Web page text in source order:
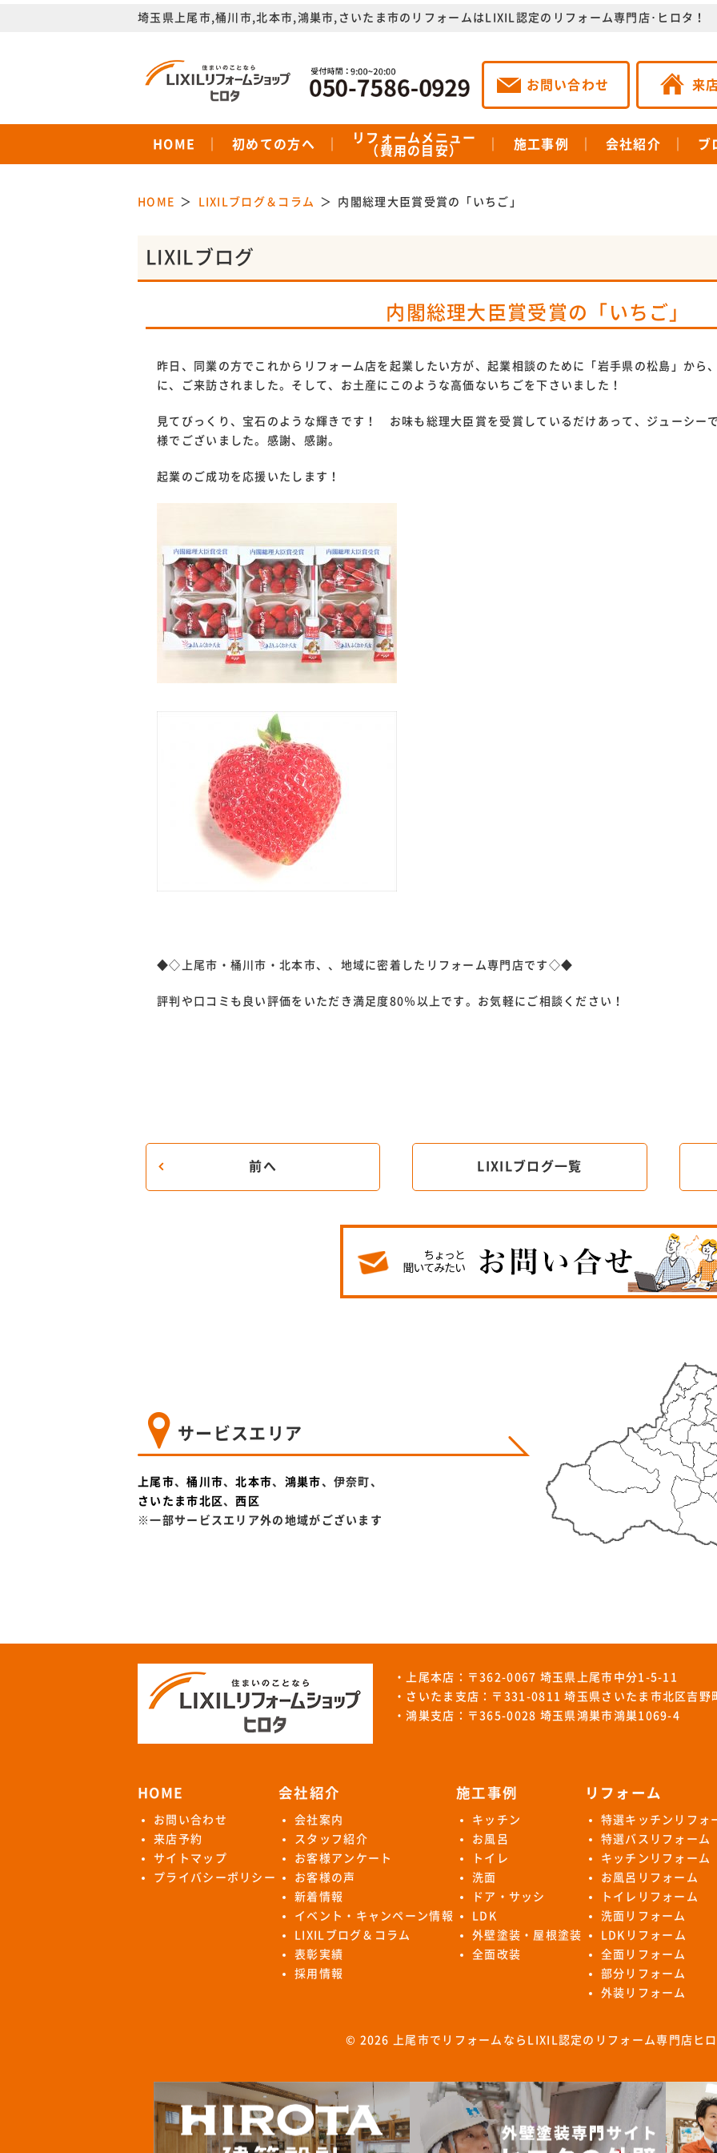
埼玉県上尾市,桶川市,北本市,鴻巣市,さいたま市のリフォームはLIXIL認定のリフォーム専門店･ヒロタ！
お問い合わせ 来
HOME 初めての方へ
リフォームメニュー
（費用の目安）
施工事例 会社紹介 ブ
HOME LIXILブログ＆コラム 内閣総理大臣賞受賞の「いちご」
LIXILブログ
内閣総理大臣賞受賞の「いちご」
昨日、同業の方でこれからリフォーム店を起業したい方が、起業相談のために「岩手県の松島」から
に、ご来訪されました。そして、お土産にこのような高価ないちごを下さいました！
見てびっくり、宝石のような輝きです！ お味も総理大臣賞を受賞しているだけあって、ジューシ
様でございました。感謝、感謝。
起業のご成功を応援いたします！
◆◇上尾市・桶川市・北本市、、地域に密着したリフォーム専門店です◇◆
評判や口コミも良い評価をいただき満足度80％以上です。お気軽にご相談ください！
前へ LIXILブログ一覧
サービスエリア
上尾市、桶川市、北本市、 鴻巣市、伊奈町、
さいたま市北区、西区
※一部サービスエリア外の地域がございます
・上尾本店：〒362-0067 埼玉県上尾市中分1-5-11
・さいたま支店：〒331-0811 埼玉県さいたま市北区吉
・鴻巣支店：〒365-0028 埼玉県鴻巣市鴻巣1069-4
HOME
お問い合わせ
来店予約
サイトマップ
プライバシーポリシー
会社紹介
会社案内
スタッフ紹介
お客様アンケート
お客様の声
新着情報
イベント・キャンペーン情報
LIXILブログ＆コラム
表彰実績
採用情報
施工事例
キッチン
お風呂
トイレ
洗面
ドア・サッシ
LDK
外壁塗装・屋根塗装
全面改装
リフォーム
特選キッチンリフォ
特選バスリフォーム
キッチンリフォーム
お風呂リフォーム
トイレリフォーム
洗面リフォーム
LDKリフォーム
全面リフォーム
部分リフォーム
外装リフォーム
© 2026 上尾市でリフォームならLIXIL認定のリフォーム専門店ヒ